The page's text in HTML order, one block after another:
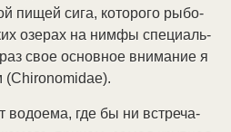
пи­щей си­га, ко­то­ро­го ры­бо­
озе­рах на ним­фы спе­ци­аль­
свое ос­нов­ное вни­ма­ние я
(Chironomidae).
во­до­ема, где бы ни встре­ча­